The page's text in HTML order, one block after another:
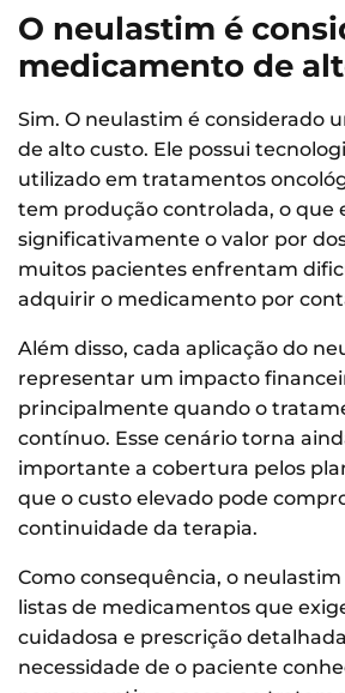
O neulastim é
medicamento de
Sim. O neulastim é considerado
de alto custo. Ele possui
utilizado em tratamentos
tem produção controlada, o que
significativamente o valor por
muitos pacientes enfrentam
adquirir o medicamento por
Além disso, cada aplicação do
representar um impacto
principalmente quando o
contínuo. Esse cenário torna
importante a cobertura pelos
que o custo elevado pode
continuidade da terapia.
Como consequência, o
listas de medicamentos que
cuidadosa e prescrição
necessidade de o paciente